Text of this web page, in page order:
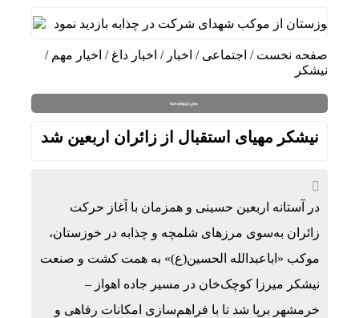
خوزستان از موکب شهدای شرکت در چذابه بازدید نمود دیدار
صفحه نخست / اجتماعی / اخبار / اخبار داغ / اخیار مهم /
نیشکر
نیشکر مهیای استقبال از زائران اربعین شد
در آستانه اربعین حسینی و همزمان با آغاز حرکت
زائران به‌سوی مرزهای شلمچه و چذابه در خوزستان،
موکب «اباعبدالله الحسین‌(ع)» به همت کشت و صنعت
نیشکر میرزا کوچک‌خان در مسیر جاده اهواز –
خرمشهر برپا شد تا با فراهم‌سازی امکانات رفاهی و